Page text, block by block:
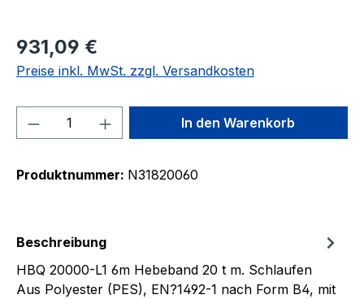
931,09 €
Preise inkl. MwSt. zzgl. Versandkosten
Produkt Anzahl: Gib denIn den Warenkorb
Produktnummer: N31820060
Beschreibung
HBQ 20000-L1 6m Hebeband 20 t m. Schlaufen
Aus Polyester (PES), EN?1492-1 nach Form B4, mit